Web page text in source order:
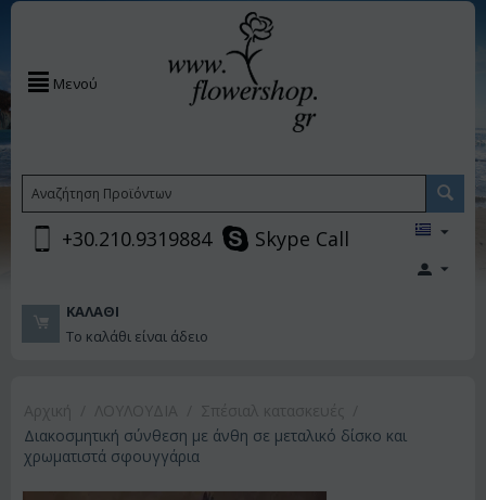
Μενού
+30.210.9319884 Skype Call
ΚΑΛΆΘΙ
Το καλάθι είναι άδειο
Διακοσμητική σύνθεση με άνθη σε μεταλικό δίσκο και
χρωματιστά σφουγγάρια